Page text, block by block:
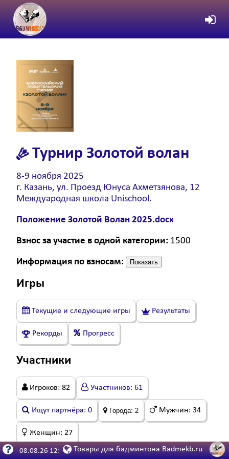
Турнир Золотой волан
8-9 ноября 2025
г. Казань, ул. Проезд Юнуса Ахметзянова, 12
Междуародная школа Unischool.
Положение Золотой Волан 2025.docx
Взнос за участие в одной категории: 1500
Информация по взносам: Показать
Игры
Текущие и следующие игры Результаты
Рекорды Прогресс
Участники
Игроков: 82 Участников: 61
Ищут партнёра: 0 Города: 2 Мужчин: 34
Женщин: 27
08.08.26 12:39:53Товары для бадминтона Badmekb.ru